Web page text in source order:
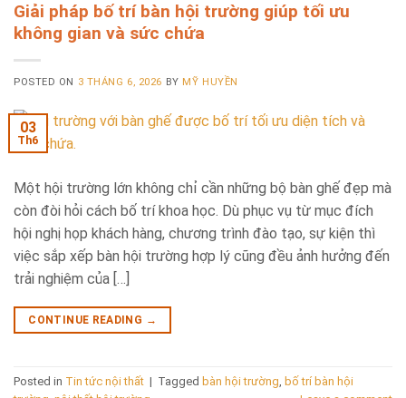
Giải pháp bố trí bàn hội trường giúp tối ưu
không gian và sức chứa
POSTED ON 3 THÁNG 6, 2026 BY MỸ HUYỀN
03
Th6
Một hội trường lớn không chỉ cần những bộ bàn ghế đẹp mà
còn đòi hỏi cách bố trí khoa học. Dù phục vụ từ mục đích
hội nghị họp khách hàng, chương trình đào tạo, sự kiện thì
việc sắp xếp bàn hội trường hợp lý cũng đều ảnh hưởng đến
trải nghiệm của […]
CONTINUE READING →
Posted in Tin tức nội thất | Tagged bàn hội trường, bố trí bàn hội